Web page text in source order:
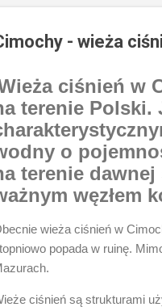
- wieża
ciśnień w
terenie Polski.
o
terenie
węzłem
wieża ciśnień w
popada w ruinę.
ciśnień są strukturami